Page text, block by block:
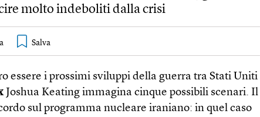
molto indeboliti dalla crisi
essere i prossimi sviluppi della guerra tra Stati Uniti
Joshua Keating immagina cinque possibili scenari. Il
sul programma nucleare iraniano: in quel caso